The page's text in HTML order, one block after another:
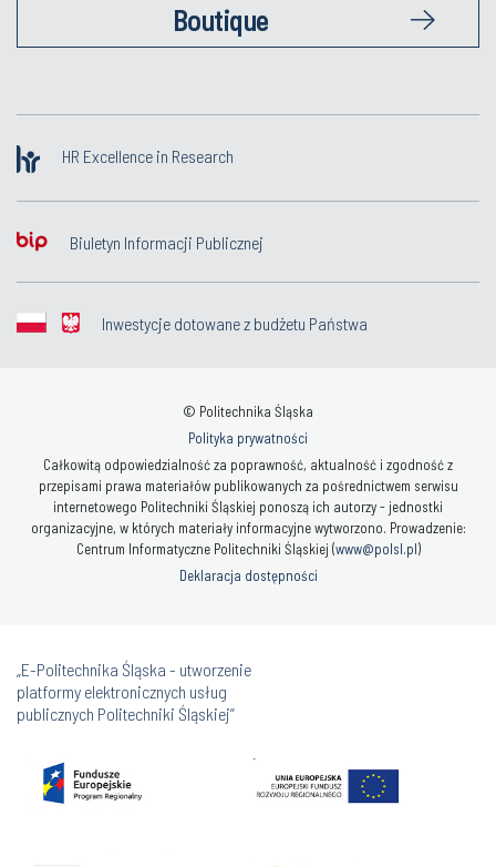
Boutique
HR Excellence in Research
Biuletyn Informacji Publicznej
Inwestycje dotowane z budżetu Państwa
© Politechnika Śląska
Polityka prywatności
Całkowitą odpowiedzialność za poprawność, aktualność i zgodność z
przepisami prawa materiałów publikowanych za pośrednictwem serwisu
internetowego Politechniki Śląskiej ponoszą ich autorzy - jednostki
organizacyjne, w których materiały informacyjne wytworzono. Prowadzenie:
Centrum Informatyczne Politechniki Śląskiej (www@polsl.pl)
Deklaracja dostępności
„E-Politechnika Śląska - utworzenie
platformy elektronicznych usług
publicznych Politechniki Śląskiej”